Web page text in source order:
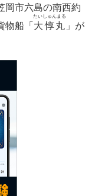
岡市六島の南西約
物船「大惇丸
たいしゅんまる
」が